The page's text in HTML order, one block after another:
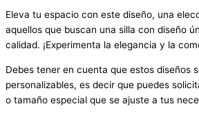
Eleva tu espacio con este diseño, una
aquellos que buscan una silla con diseño
calidad. ¡Experimenta la elegancia y la
Debes tener en cuenta que estos diseños
personalizables, es decir que puedes
o tamaño especial que se ajuste a tus